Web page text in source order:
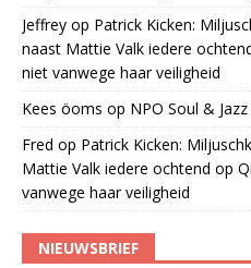
Jeffrey op Patrick Kicken:
naast Mattie Valk iedere
niet vanwege haar veiligheid
Kees öoms op NPO Soul &
Fred op Patrick Kicken:
Mattie Valk iedere ochtend op
vanwege haar veiligheid
NIEUWSBRIEF